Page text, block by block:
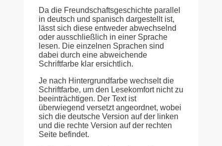
Da die Freundschaftsgeschichte parallel
in deutsch und spanisch dargestellt ist,
lässt sich diese entweder abwechselnd
oder ausschließlich in einer Sprache
lesen. Die einzelnen Sprachen sind
dabei durch eine abweichende
Schriftfarbe klar ersichtlich.
Je nach Hintergrundfarbe wechselt die
Schriftfarbe, um den Lesekomfort nicht zu
beeinträchtigen. Der Text ist
überwiegend versetzt angeordnet, wobei
sich die deutsche Version auf der linken
und die rechte Version auf der rechten
Seite befindet.